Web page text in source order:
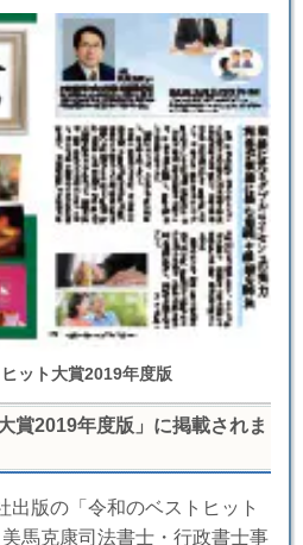
ット大賞2019年度版
賞2019年度版」に掲載されま
出版の「令和のベストヒット
馬克康司法書士・行政書士事